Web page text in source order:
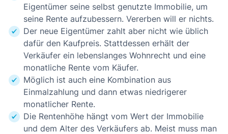
Eigentümer seine selbst genutzte Immobilie, um
seine Rente aufzubessern. Vererben will er nichts.
Der neue Eigentümer zahlt aber nicht wie üblich
dafür den Kaufpreis. Stattdessen erhält der
Verkäufer ein lebenslanges Wohnrecht und eine
monatliche Rente vom Käufer.
Möglich ist auch eine Kombination aus
Einmalzahlung und dann etwas niedrigerer
monatlicher Rente.
Die Rentenhöhe hängt vom Wert der Immobilie
und dem Alter des Verkäufers ab. Meist muss man